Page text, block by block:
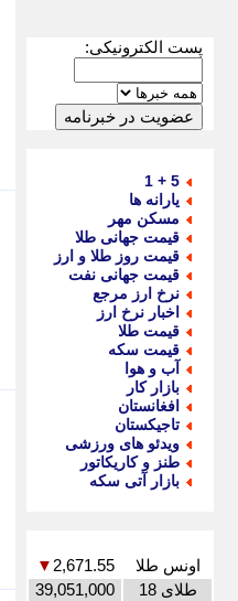
پست الکترونیکی:
5 + 1
یارانه ها
مسکن مهر
قیمت جهانی طلا
قیمت روز طلا و ارز
قیمت جهانی نفت
نرخ ارز مرجع
اخبار نرخ ارز
قیمت طلا
قیمت سکه
آب و هوا
بازار کار
افغانستان
تاجیکستان
ویدئو های ورزشی
طنز و کاریکاتور
بازار آتی سکه
اونس طلا 2,671.55
▼
طلای 18
39,051,000